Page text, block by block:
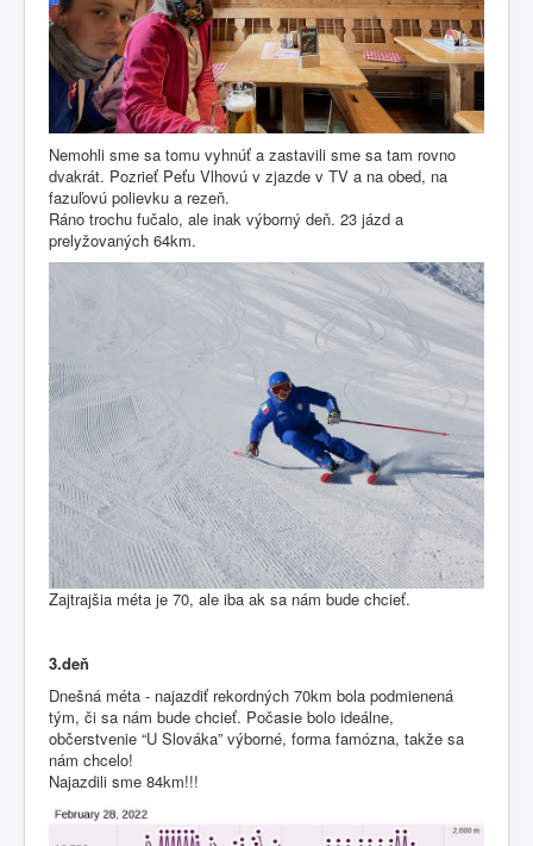
Nemohli sme sa tomu vyhnúť a zastavili sme sa tam rovno
dvakrát. Pozrieť Peťu Vlhovú v zjazde v TV a na obed, na
fazuľovú polievku a rezeň.
Ráno trochu fučalo, ale inak výborný deň. 23 jázd a
prelyžovaných 64km.
Zajtrajšia méta je 70, ale iba ak sa nám bude chcieť.
3.deň
Dnešná méta - najazdiť rekordných 70km bola podmienená
tým, či sa nám bude chcieť. Počasie bolo ideálne,
občerstvenie “U Slováka” výborné, forma famózna, takže sa
nám chcelo!
Najazdili sme 84km!!!